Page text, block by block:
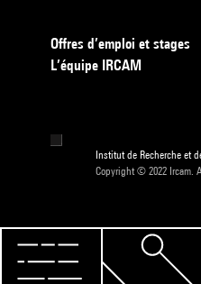
Offres d’emploi et stages
L’équipe IRCAM
Institut de Recherche et
Copyright © 2022 Ircam.